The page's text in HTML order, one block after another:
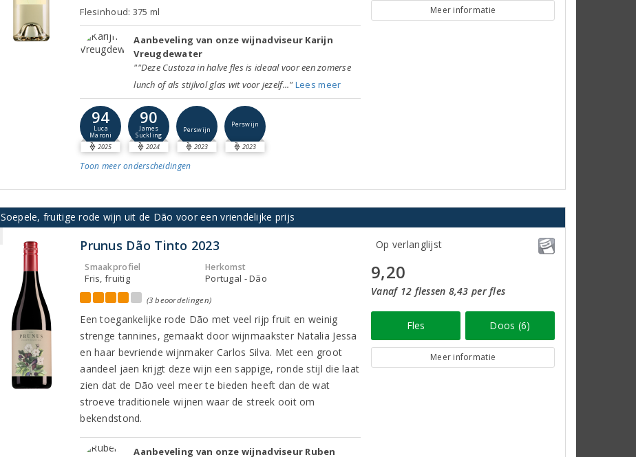
Flesinhoud: 375 ml
Aanbeveling van onze wijnadviseur Karijn
Vreugdewater
""Deze Custoza in halve fles is ideaal voor een zomerse
lunch of als stijlvol glas wit voor jezelf..." Lees meer
94
Luca
Maroni
2025
90
James
Suckling
2024
Perswijn
2023
Perswijn
2023
Toon meeronderscheidingen
Meer informatie
Soepele, fruitige rode wijn uit de Dão voor een vriendelijke prijs
Prunus Dão Tinto 2023
Smaakprofiel
Fris, fruitig
Herkomst
Portugal - Dão
(3 beoordelingen)
Een toegankelijke rode Dão met veel rijp fruit en weinig
strenge tannines, gemaakt door wijnmaakster Natalia Jessa
en haar bevriende wijnmaker Carlos Silva. Met een groot
aandeel jaen krijgt deze wijn een sappige, ronde stijl die laat
zien dat de Dão veel meer te bieden heeft dan de wat
stroeve traditionele wijnen waar de streek ooit om
bekendstond.
Aanbeveling van onze wijnadviseur Ruben
Op verlanglijst
9,20
Vanaf 12 flessen 8,43 per fles
Fles Doos (6)
Meer informatie